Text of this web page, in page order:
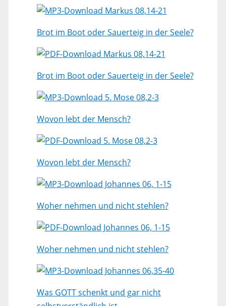
Markus 08,14-21
Brot im Boot oder Sauerteig in der Seele?
Markus 08,14-21
Brot im Boot oder Sauerteig in der Seele?
5. Mose 08,2-3
Wovon lebt der Mensch?
5. Mose 08,2-3
Wovon lebt der Mensch?
Johannes 06, 1-15
Woher nehmen und nicht stehlen?
Johannes 06, 1-15
Woher nehmen und nicht stehlen?
Johannes 06,35-40
Was GOTT schenkt und gar nicht